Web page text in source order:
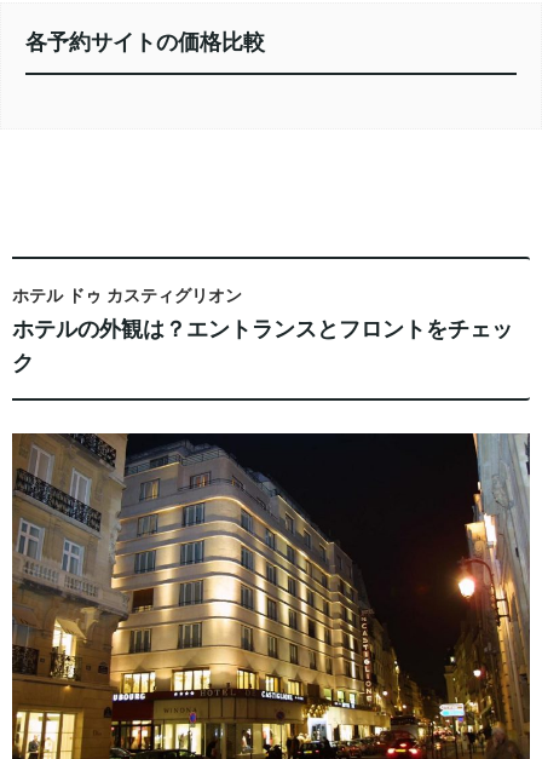
各予約サイトの価格比較
ホテル ドゥ カスティグリオン
ホテルの外観は？エントランスとフロントをチェッ
ク